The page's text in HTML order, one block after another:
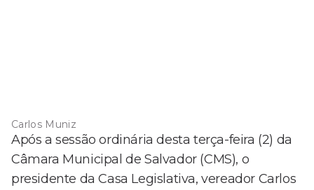
Carlos Muniz
Após a sessão ordinária desta terça-feira (2) da
Câmara Municipal de Salvador (CMS), o
presidente da Casa Legislativa, vereador Carlos